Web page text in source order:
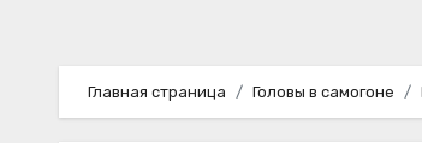
Главная страница Головы в самогоне